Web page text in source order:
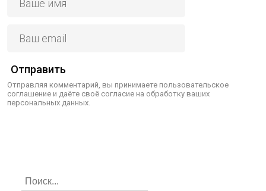
Отправить
Отправляя комментарий, вы принимаете пользовательское
соглашение и даёте своё согласие на обработку ваших
персональных данных.